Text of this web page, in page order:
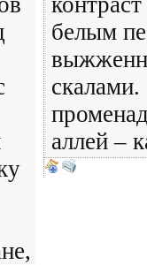
белым
скалами.
аллей –